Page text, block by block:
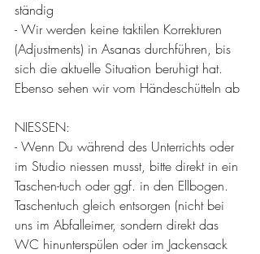
ständig
- Wir werden keine taktilen Korrekturen
(Adjustments) in Asanas durchführen, bis
sich die aktuelle Situation beruhigt hat.
Ebenso sehen wir vom Händeschütteln ab
NIESSEN:
- Wenn Du während des Unterrichts oder
im Studio niessen musst, bitte direkt in ein
Taschen-tuch oder ggf. in den Ellbogen.
Taschentuch gleich entsorgen (nicht bei
uns im Abfalleimer, sondern direkt das
WC hinunterspülen oder im Jackensack